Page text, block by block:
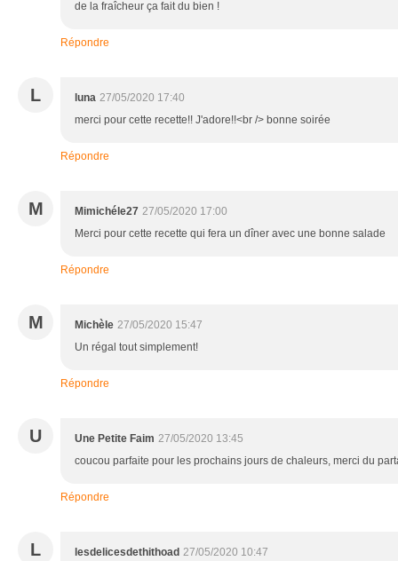
de la fraîcheur ça fait du bien !
Répondre
L luna 27/05/2020 17:40
merci pour cette recette!! J'adore!!<br /> bonne soirée
Répondre
M Mimichéle27 27/05/2020 17:00
Merci pour cette recette qui fera un dîner avec une bonne salade
Répondre
M Michèle 27/05/2020 15:47
Un régal tout simplement!
Répondre
U Une Petite Faim 27/05/2020 13:45
coucou parfaite pour les prochains jours de chaleurs, merci du
Répondre
L lesdelicesdethithoad 27/05/2020 10:47